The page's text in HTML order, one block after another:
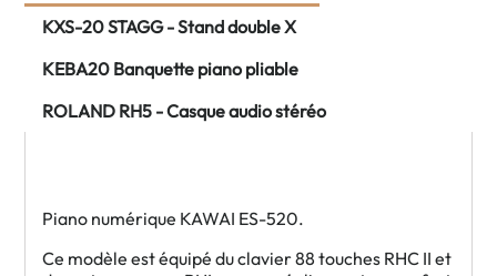
KXS-20 STAGG - Stand double X
KEBA20 Banquette piano pliable
ROLAND RH5 - Casque audio stéréo
Piano numérique KAWAI ES-520.
Ce modèle est équipé du clavier 88 touches RHC II et